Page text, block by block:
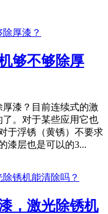
够不够除厚
漆？目前连续式的激
了。对于某些应用它也
于浮锈（黄锈）不要求
漆层也是可以的3...
，激光除锈机